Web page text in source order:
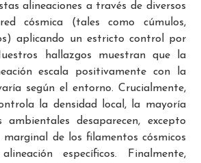
alineaciones a través de diversos
cósmica (tales como cúmulos,
aplicando un estricto control por
hallazgos muestran que la
escala positivamente con la
según el entorno. Crucialmente,
la densidad local, la mayoría
ambientales desaparecen, excepto
de los filamentos cósmicos
específicos. Finalmente,